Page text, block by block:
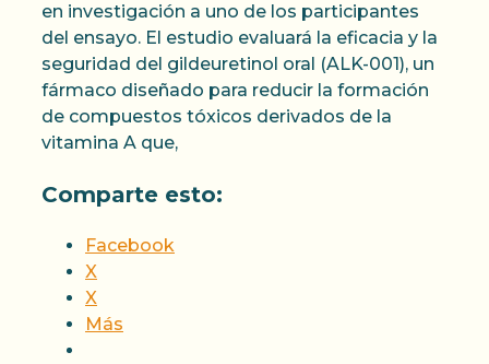
en investigación a uno de los participantes
del ensayo. El estudio evaluará la eficacia y la
seguridad del gildeuretinol oral (ALK-001), un
fármaco diseñado para reducir la formación
de compuestos tóxicos derivados de la
vitamina A que,
Comparte esto:
Facebook
X
X
Más